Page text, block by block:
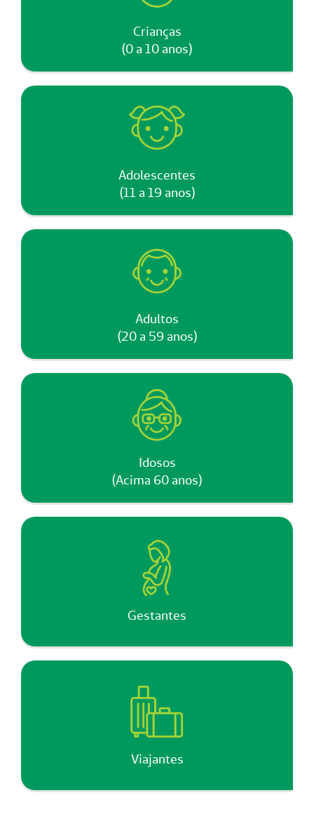
Crianças
(0 a 10 anos)
Adolescentes
(11 a 19 anos)
Adultos
(20 a 59 anos)
Idosos
(Acima 60 anos)
Gestantes
Viajantes